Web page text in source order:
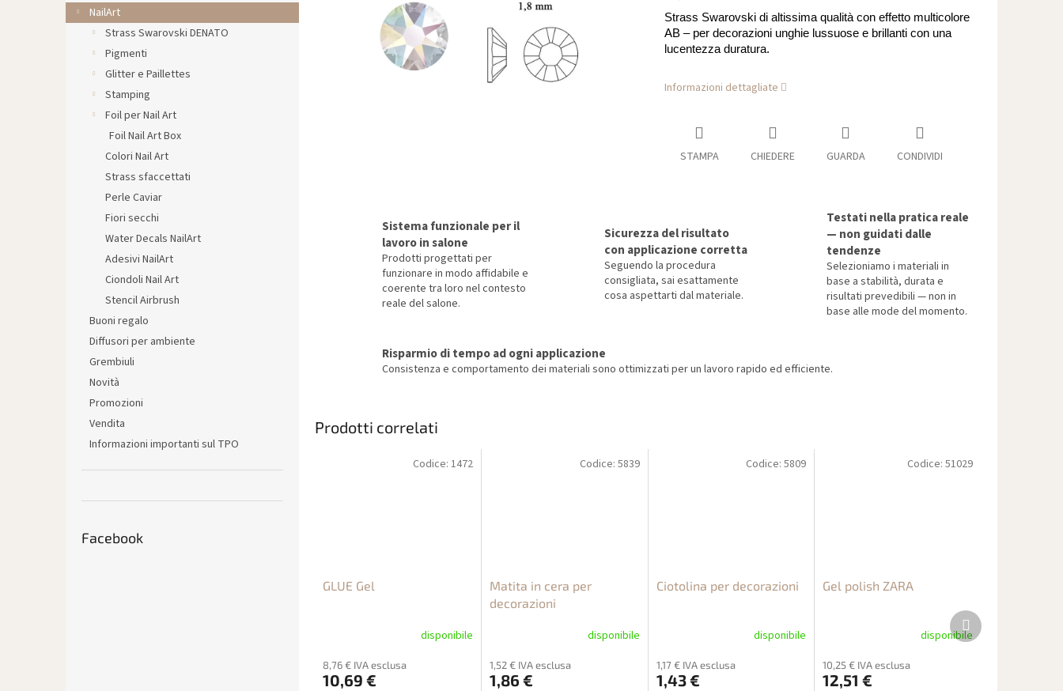
l
e
NailArt
Strass Swarovski DENATO
Pigmenti
Glitter e Paillettes
Stamping
Foil per Nail Art
Foil Nail Art Box
Colori Nail Art
Strass sfaccettati
Perle Caviar
Fiori secchi
Water Decals NailArt
Adesivi NailArt
Ciondoli Nail Art
Stencil Airbrush
Buoni regalo
Diffusori per ambiente
Grembiuli
Novità
Promozioni
Vendita
Informazioni importanti sul TPO
Facebook
Strass Swarovski di altissima qualità con effetto multicolore
AB – per decorazioni unghie lussuose e brillanti con una
lucentezza duratura.
Informazioni dettagliate
STAMPA CHIEDERE GUARDA CONDIVIDI
Sistema funzionale per il
lavoro in salone
Prodotti progettati per
funzionare in modo affidabile e
coerente tra loro nel contesto
reale del salone.
Sicurezza del risultato
con applicazione corretta
Seguendo la procedura
consigliata, sai esattamente
cosa aspettarti dal materiale.
Testati nella pratica reale
— non guidati dalle
tendenze
Selezioniamo i materiali in
base a stabilità, durata e
risultati prevedibili — non in
base alle mode del momento.
Risparmio di tempo ad ogni applicazione
Consistenza e comportamento dei materiali sono ottimizzati per un lavoro rapido ed efficiente.
Prodotti correlati
GLUE Gel
disponibile
8,76 € IVA esclusa
10,69 €
Codice: 1472
Matita in cera per
decorazioni
disponibile
1,52 € IVA esclusa
1,86 €
Codice: 5839
Ciotolina per decorazioni
disponibile
1,17 € IVA esclusa
1,43 €
Codice:5809
Gel polish ZARA
disponibile
10,25 € IVA esclusa
12,51 €
Codice: 51029
Prodotto
successivo